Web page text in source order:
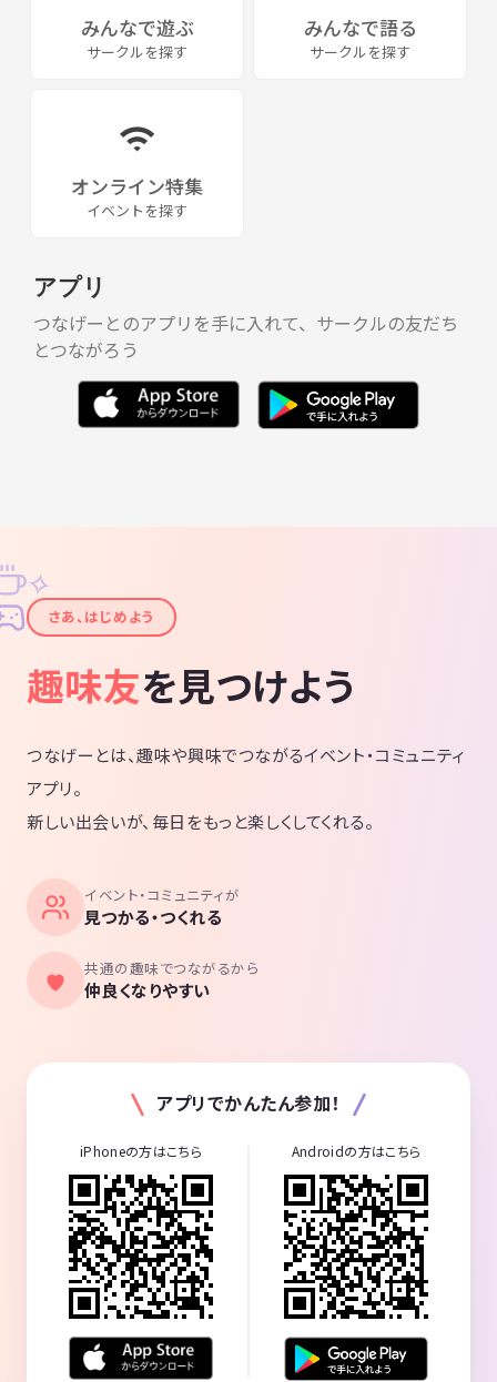
みんなで遊ぶ
サークルを探す
みんなで語る
サークルを探す
オンライン特集
イベントを探す
アプリ
つなげーとのアプリを手に入れて、サークルの友だち
とつながろう
✦
✧
さあ、はじめよう
趣味友を見つけよう
つなげーとは、趣味や興味でつながるイベント・コミュニティ
アプリ。
新しい出会いが、毎日をもっと楽しくしてくれる。
イベント・コミュニティが
見つかる・つくれる
共通の趣味でつながるから
仲良くなりやすい
アプリでかんたん参加！
iPhoneの方はこちら Androidの方はこちら